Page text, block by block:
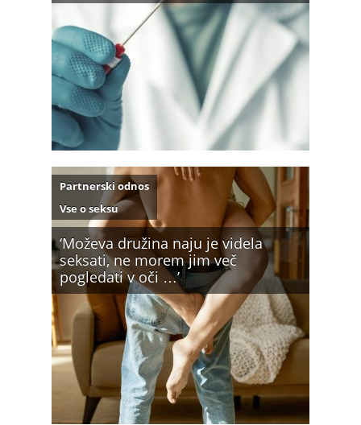
‘Moževa družina naju je videla
seksati, ne morem jim več
pogledati v oči …’
Partnerski odnos
Vse o seksu